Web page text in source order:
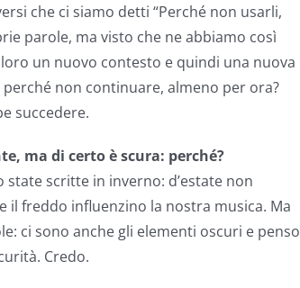
che ci siamo detti “Perché non usarli,
parole, ma visto che ne abbiamo così
un nuovo contesto e quindi una nuova
non continuare, almeno per ora?
succedere.
ma di certo è scura: perché?
scritte in inverno: d’estate non
il freddo influenzino la nostra musica. Ma
ci sono anche gli elementi oscuri e penso
Credo.